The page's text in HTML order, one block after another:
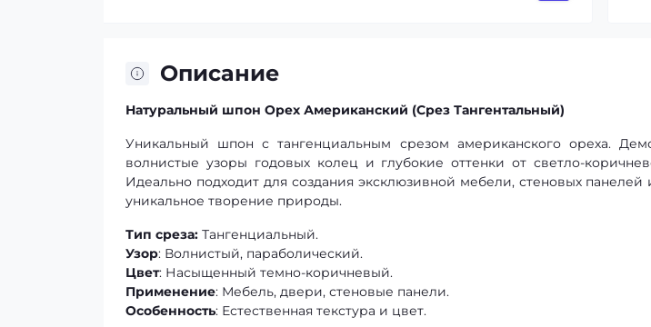
Описание
Натуральный шпон Орех Американский (Срез Тангентальный)
Уникальный шпон с тангенциальным срезом американского ореха.
волнистые узоры годовых колец и глубокие оттенки от светло-
Идеально подходит для создания эксклюзивной мебели, стеновых
уникальное творение природы.
Тип среза: Тангенциальный.
Узор: Волнистый, параболический.
Цвет: Насыщенный темно-коричневый.
Применение: Мебель, двери, стеновые панели.
Особенность: Естественная текстура и цвет.